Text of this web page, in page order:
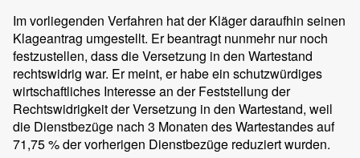
Im vorliegenden Verfahren hat der Kläger daraufhin seinen
Klageantrag umgestellt. Er beantragt nunmehr nur noch
festzustellen, dass die Versetzung in den Wartestand
rechtswidrig war. Er meint, er habe ein schutzwürdiges
wirtschaftliches Interesse an der Feststellung der
Rechtswidrigkeit der Versetzung in den Wartestand, weil
die Dienstbezüge nach 3 Monaten des Wartestandes auf
71,75 % der vorherigen Dienstbezüge reduziert wurden.